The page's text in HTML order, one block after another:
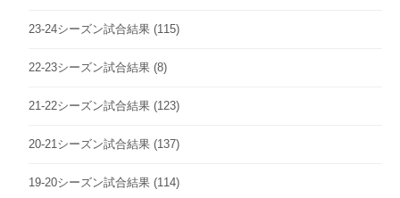
23-24シーズン試合結果 (115)
22-23シーズン試合結果 (8)
21-22シーズン試合結果 (123)
20-21シーズン試合結果 (137)
19-20シーズン試合結果 (114)